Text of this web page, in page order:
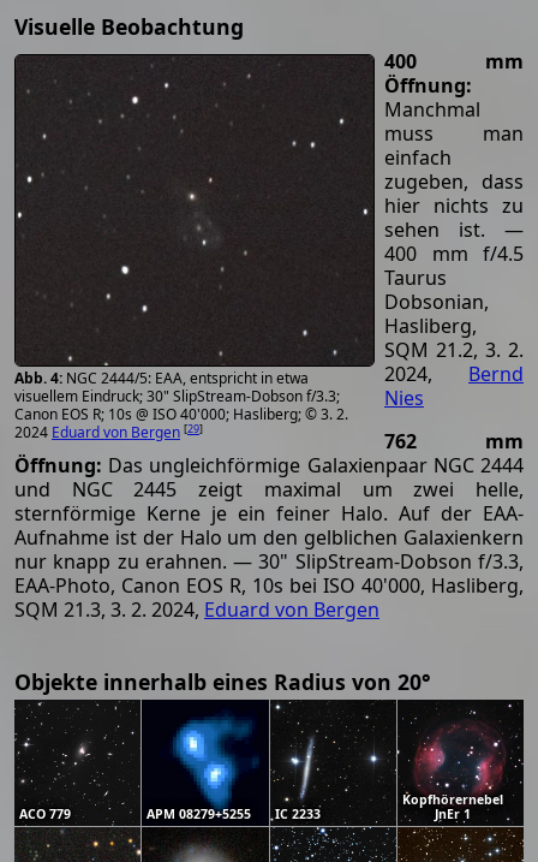
Visuelle Beobachtung
NGC 2444/5: EAA, entspricht in etwa
visuellem Eindruck; 30" SlipStream-Dobson f/3.3;
Canon EOS R; 10s @ ISO 40'000; Hasliberg; © 3. 2.
2024 Eduard von Bergen [29]
400 mm
Öffnung:
Manchmal
muss man
einfach
zugeben, dass
hier nichts zu
sehen ist. —
400 mm f/4.5
Taurus
Dobsonian,
Hasliberg,
SQM 21.2, 3. 2.
2024, Bernd
Nies
762 mm
Öffnung: Das ungleichförmige Galaxienpaar NGC 2444
und NGC 2445 zeigt maximal um zwei helle,
sternförmige Kerne je ein feiner Halo. Auf der EAA-
Aufnahme ist der Halo um den gelblichen Galaxienkern
nur knapp zu erahnen. — 30" SlipStream-Dobson f/3.3,
EAA-Photo, Canon EOS R, 10s bei ISO 40'000, Hasliberg,
SQM 21.3, 3. 2. 2024, Eduard von Bergen
Objekte innerhalb eines Radius von 20°
ACO 779 APM 08279+5255 IC 2233
Kopfhörernebel
JnEr 1